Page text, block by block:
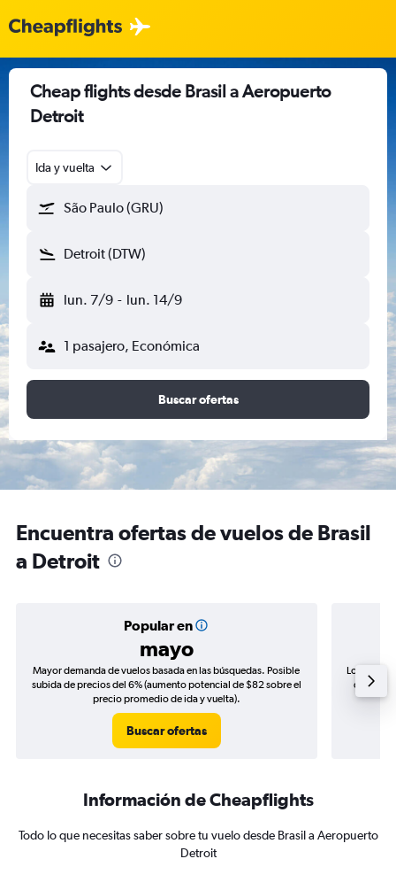
Cheap flights desde Brasil a Aeropuerto
Detroit
Ida y vuelta
São Paulo (GRU)
Detroit (DTW)
lun. 7/9 - lun. 14/9
1 pasajero, Económica
Buscar ofertas
Encuentra ofertas de vuelos de Brasil
a Detroit
Popular en
mayo
Mayor demanda de vuelos basada en las búsquedas. Posible
subida de precios del 6% (aumento potencial de $82 sobre el
precio promedio de ida y vuelta).
Buscar ofertas
Los
de
Información de Cheapflights
Todo lo que necesitas saber sobre tu vuelo desde Brasil a Aeropuerto
Detroit